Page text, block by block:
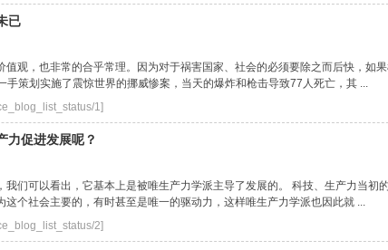
已
值观，也非常的合乎常理。因为对于祸害国家、社会的必须要除之而后快，如
手策划实施了震惊世界的挪威惨案，当天的爆炸和枪击导致77人死亡，其 ...
1]
力促进发展呢？
我们可以看出，它基本上是被唯生产力学派主导了发展的。 科技、生产力当
这个社会主要的，有时甚至是唯一的驱动力，这样唯生产力学派也因此就 ...
2]